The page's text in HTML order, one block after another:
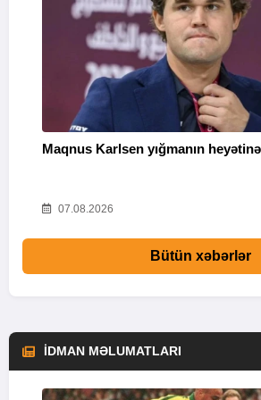
Maqnus Karlsen yığmanın
07.08.2026
Bütün xəbərlər
İDMAN MƏLUMATLARI